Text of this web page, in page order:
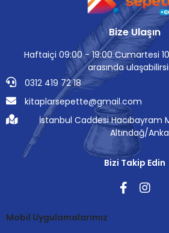
Bize Ulaşın
Haftaiçi 09:00 - 19:00 Cumartesi
arasında
0312 419 72 18
kitaplarsepette@gmail.com
İstanbul Caddesi Hacıbayram
Altındağ/
Bizi Takip Edin
Mobil Uygulamalarımız